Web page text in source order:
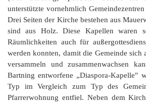
unterstützte vornehmlich
Drei Seiten der Kirche bestehen aus
sind aus Holz. Diese Kapellen waren
Räumlichkeiten auch für
werden konnten, damit die Gemeinde sich
versammeln und zusammenwachsen
Bartning entworfene „Diaspora-Kapelle"
Typ im Vergleich zum Typ des
Pfarrerwohnung entfiel. Neben dem